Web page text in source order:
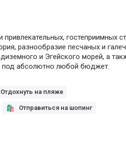
гостеприимных
разнообразие песчаных и
и Эгейского морей, а
под абсолютно любой бюджет.
Отдохнуть на пляже
Отправиться на шопинг